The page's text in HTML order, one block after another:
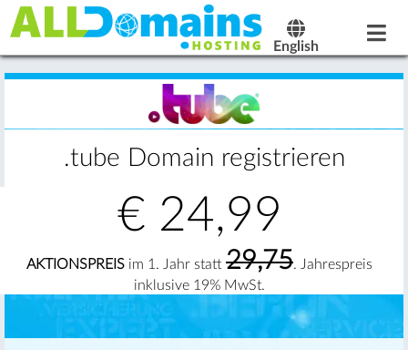
English
.tube Domain registrieren
€ 24,99
AKTIONSPREIS im 1. Jahr statt 29,75. Jahrespreis
inklusive 19% MwSt.